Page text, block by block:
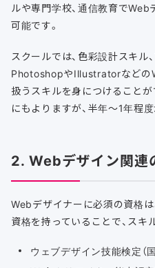
ルや専門学校、通信教育で
可能です。
スクールでは、色彩設計スキル
PhotoshopやIllustratorなどの
扱うスキルを身につけること
にもよりますが、半年〜1年程
2. Webデザイン関連
Webデザイナーに必須の資格は
資格を持っていることで、スキ
ウェブデザイン技能検定（